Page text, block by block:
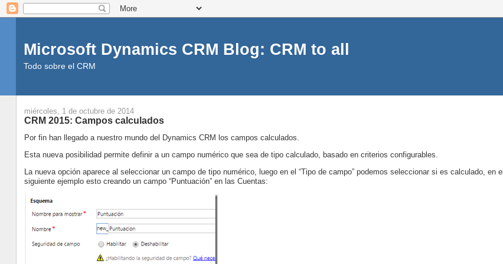
Microsoft Dynamics CRM Blog: CRM to all
Todo sobre el CRM
miércoles, 1 de octubre de 2014
CRM 2015: Campos calculados
Por fin han llegado a nuestro mundo del Dynamics CRM los campos calculados.
Esta nueva posibilidad permite definir a un campo numérico que sea de tipo calculado, basado en criterios configurables.
La nueva opción aparece al seleccionar un campo de tipo numérico, luego en el “Tipo de campo” podemos seleccionar si es calculado, en el
siguiente ejemplo esto creando un campo “Puntuación” en las Cuentas: